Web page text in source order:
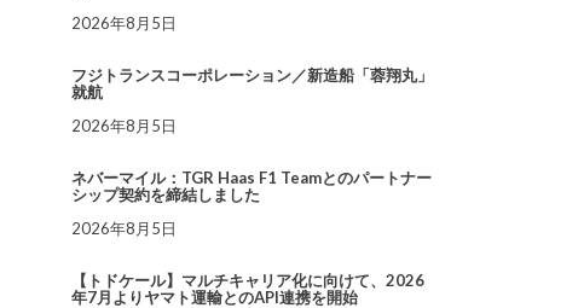
2026年8月5日
フジトランスコーポレーション／新造船「蓉翔丸」
就航
2026年8月5日
ネバーマイル：TGR Haas F1 Teamとのパートナー
シップ契約を締結しました
2026年8月5日
【トドケール】マルチキャリア化に向けて、2026
年7月よりヤマト運輸とのAPI連携を開始